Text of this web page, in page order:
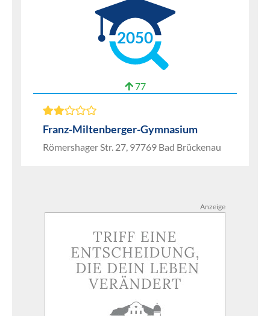
2050
77
Franz-Miltenberger-Gymnasium
Römershager Str. 27, 97769 Bad Brückenau
Anzeige